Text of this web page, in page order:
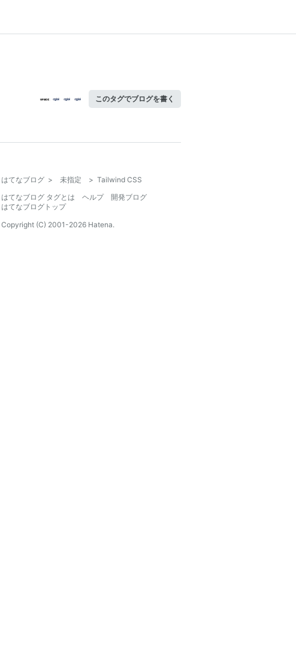
このタグでブログを書く
はてなブログ > 未指定 > Tailwind CSS
はてなブログ タグとは
ヘルプ
開発ブログ
はてなブログトップ
Copyright (C) 2001-2026 Hatena.